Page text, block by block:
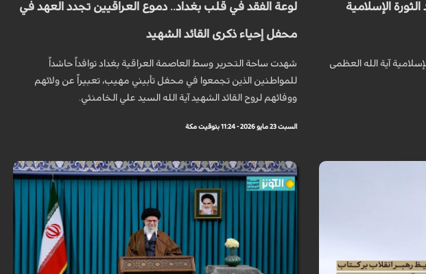
الإسلامية
آية الله العظمى
لوعة الفقد في قلب بغداد.. دموع العراقيين تجدد العهد في
محفل إحياء ذكرى القائد الشهيد
شهدت ساحة التحرير وسط العاصمة العراقية بغداد توافداً حاشداً
للمواطنين الذين تجمعوا في محفل تأبيني مهيب، تعبيراً عن ولائهم
ووفائهم لروح القائد الشهيد آية الله السيد علي الخامنئي.
السبت 23 مايو 2026 - 11:24 بتوقيت مكة